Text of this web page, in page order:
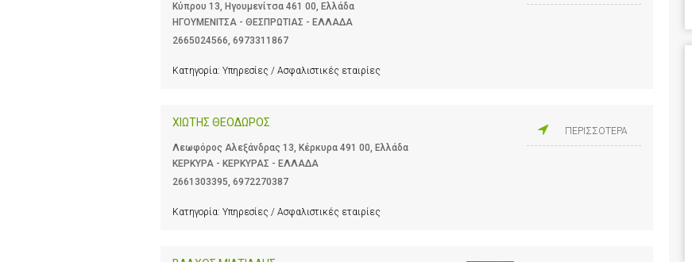
Κύπρου 13, Ηγουμενίτσα 461 00, Ελλάδα
ΗΓΟΥΜΕΝΙΤΣΑ - ΘΕΣΠΡΩΤΙΑΣ - ΕΛΛΑΔΑ
2665024566, 6973311867
Κατηγορία: Υπηρεσίες / Ασφαλιστικές εταιρίες
ΧΙΩΤΗΣ ΘΕΟΔΩΡΟΣ
Λεωφόρος Αλεξάνδρας 13, Κέρκυρα 491 00, Ελλάδα
ΚΕΡΚΥΡΑ - ΚΕΡΚΥΡΑΣ - ΕΛΛΑΔΑ
2661303395, 6972270387
Κατηγορία: Υπηρεσίες / Ασφαλιστικές εταιρίες
ΠΕΡΙΣΣΟΤΕΡΑ